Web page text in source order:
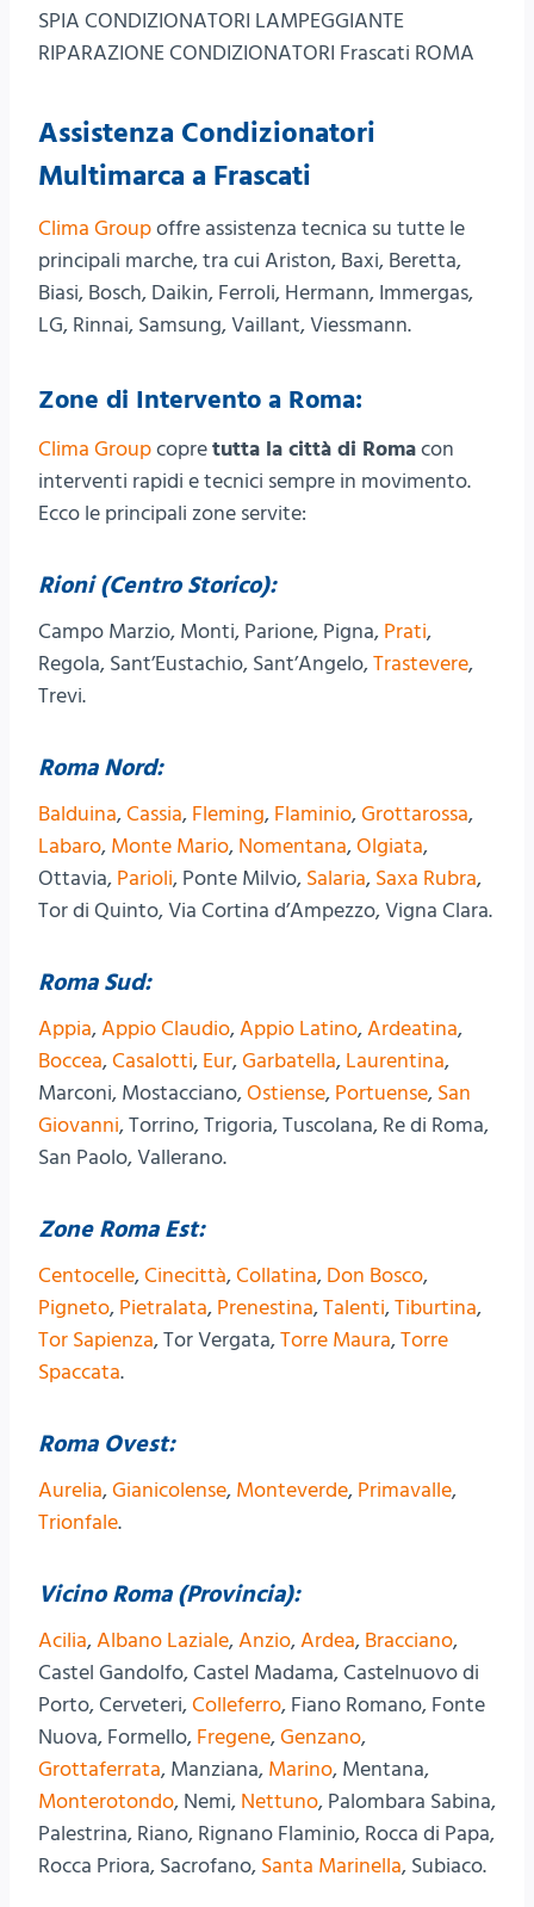
SPIA CONDIZIONATORI LAMPEGGIANTE
RIPARAZIONE CONDIZIONATORI Frascati ROMA
Assistenza Condizionatori
Multimarca a Frascati
Clima Groupoffre assistenza tecnica su tutte le
principali marche, tra cui Ariston, Baxi, Beretta,
Biasi, Bosch, Daikin, Ferroli, Hermann, Immergas,
LG, Rinnai, Samsung, Vaillant, Viessmann.
Zone di Intervento a Roma:
Clima Groupcopretutta la città di Romacon
interventi rapidi e tecnici sempre in movimento.
Ecco le principali zone servite:
Rioni (Centro Storico):
Campo Marzio, Monti, Parione, Pigna, Prati,
Regola, Sant’Eustachio, Sant’Angelo,Trastevere,
Trevi.
Roma Nord:
Balduina,Cassia, Fleming, Flaminio,Grottarossa,
Labaro, Monte Mario, Nomentana,Olgiata,
Ottavia, Parioli, Ponte Milvio, Salaria, Saxa Rubra,
Tor di Quinto, Via Cortina d’Ampezzo, Vigna Clara.
Roma Sud:
Appia,Appio Claudio,Appio Latino,Ardeatina,
Boccea,Casalotti, Eur,Garbatella, Laurentina,
Marconi, Mostacciano,Ostiense, Portuense, San
Giovanni, Torrino, Trigoria, Tuscolana, Re di Roma,
San Paolo, Vallerano.
Zone Roma Est:
Centocelle,Cinecittà,Collatina, Don Bosco,
Pigneto, Pietralata, Prenestina,Talenti,Tiburtina,
Tor Sapienza, Tor Vergata,Torre Maura,Torre
Spaccata.
Roma Ovest:
Aurelia,Gianicolense, Monteverde, Primavalle,
Trionfale.
Vicino Roma (Provincia):
Acilia,Albano Laziale,Anzio,Ardea, Bracciano,
Castel Gandolfo, Castel Madama, Castelnuovo di
Porto, Cerveteri,Colleferro, Fiano Romano, Fonte
Nuova, Formello, Fregene,Genzano,
Grottaferrata, Manziana, Marino, Mentana,
Monterotondo, Nemi, Nettuno, Palombara Sabina,
Palestrina, Riano, Rignano Flaminio, Rocca di Papa,
Rocca Priora, Sacrofano, Santa Marinella, Subiaco.